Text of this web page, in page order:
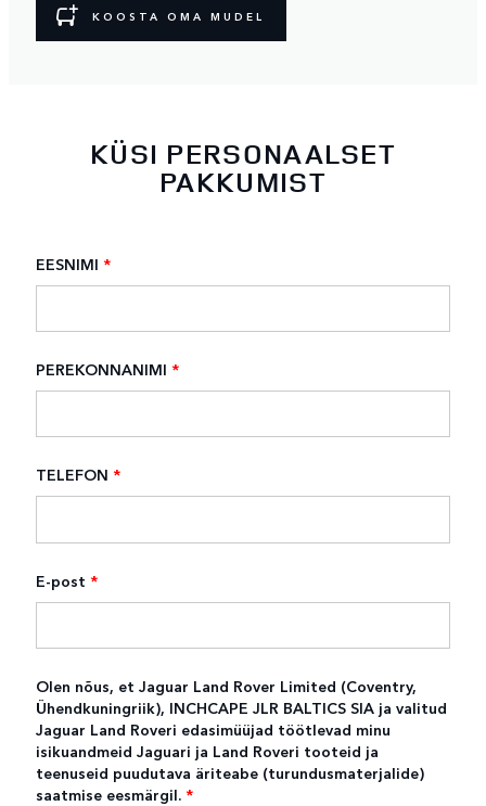
KOOSTA OMA MUDEL
KÜSI PERSONAALSET
PAKKUMIST
EESNIMI *
PEREKONNANIMI *
TELEFON *
E-post *
Olen nõus, et Jaguar Land Rover Limited (Coventry,
Ühendkuningriik), INCHCAPE JLR BALTICS SIA ja valitud
Jaguar Land Roveri edasimüüjad töötlevad minu
isikuandmeid Jaguari ja Land Roveri tooteid ja
teenuseid puudutava äriteabe (turundusmaterjalide)
saatmise eesmärgil. *